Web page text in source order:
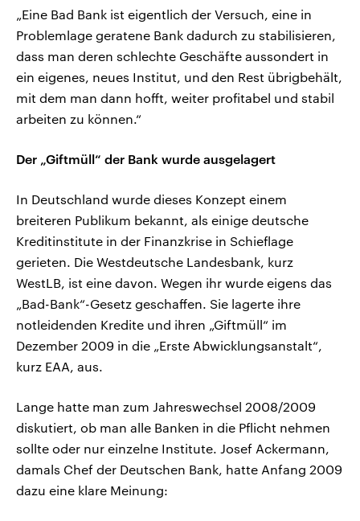
„Eine Bad Bank ist eigentlich der Versuch, eine in
Problemlage geratene Bank dadurch zu stabilisieren,
dass man deren schlechte Geschäfte aussondert in
ein eigenes, neues Institut, und den Rest übrigbehält,
mit dem man dann hofft, weiter profitabel und stabil
arbeiten zu können.“
Der „Giftmüll“ der Bank wurde ausgelagert
In Deutschland wurde dieses Konzept einem
breiteren Publikum bekannt, als einige deutsche
Kreditinstitute in der Finanzkrise in Schieflage
gerieten. Die Westdeutsche Landesbank, kurz
WestLB, ist eine davon. Wegen ihr wurde eigens das
„Bad-Bank“-Gesetz geschaffen. Sie lagerte ihre
notleidenden Kredite und ihren „Giftmüll“ im
Dezember 2009 in die „Erste Abwicklungsanstalt“,
kurz EAA, aus.
Lange hatte man zum Jahreswechsel 2008/2009
diskutiert, ob man alle Banken in die Pflicht nehmen
sollte oder nur einzelne Institute. Josef Ackermann,
damals Chef der Deutschen Bank, hatte Anfang 2009
dazu eine klare Meinung: